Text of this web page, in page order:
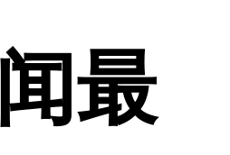
最